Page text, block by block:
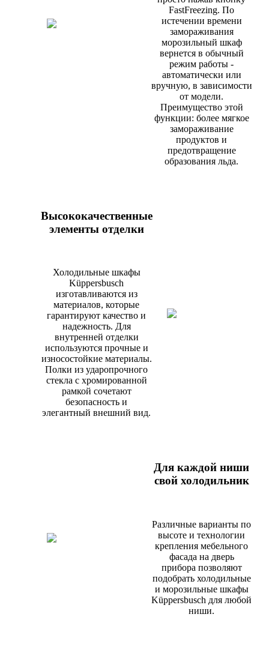
FastFreezing. По
истечении времени
замораживания
морозильный шкаф
вернется в обычный
режим работы -
автоматически или
вручную, в зависимости
от модели.
Преимущество этой
функции: более мягкое
замораживание
продуктов и
предотвращение
образования льда.
Высококачественные
элементы отделки
Холодильные шкафы
Küppersbusch
изготавливаются из
материалов, которые
гарантируют качество и
надежность. Для
внутренней отделки
используются прочные и
износостойкие материалы.
Полки из ударопрочного
стекла с хромированной
рамкой сочетают
безопасность и
элегантный внешний вид.
Для каждой ниши
свой холодильник
Различные варианты по
высоте и технологии
крепления мебельного
фасада на дверь
прибора позволяют
подобрать холодильные
и морозильные шкафы
Küppersbusch для любой
ниши.